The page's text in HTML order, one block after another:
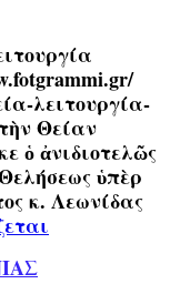
λειτουργία-
Θείαν
ὁ ἀνιδιοτελῶς
ὑπὲρ
κ. Λεωνίδας